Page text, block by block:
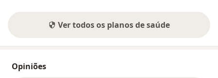
Ver todos os planos de saúde
Opiniões